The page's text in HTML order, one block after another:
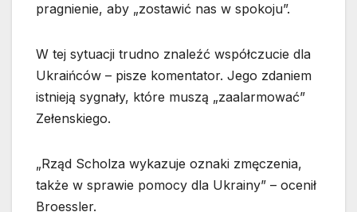
pragnienie, aby „zostawić nas w spokoju”.
W tej sytuacji trudno znaleźć współczucie dla
Ukraińców – pisze komentator. Jego zdaniem
istnieją sygnały, które muszą „zaalarmować”
Zełenskiego.
„Rząd Scholza wykazuje oznaki zmęczenia,
także w sprawie pomocy dla Ukrainy” – ocenił
Broessler.